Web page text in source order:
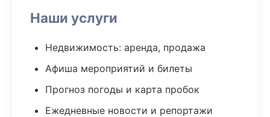
Наши услуги
Недвижимость: аренда, продажа
Афиша мероприятий и билеты
Прогноз погоды и карта пробок
Ежедневные новости и репортажи